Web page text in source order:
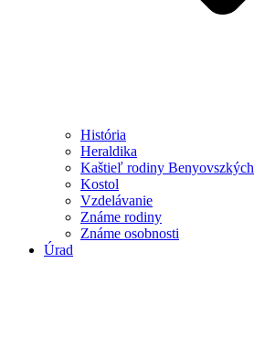
História
Heraldika
Kaštieľ rodiny Benyovszkých
Kostol
Vzdelávanie
Známe rodiny
Známe osobnosti
Úrad